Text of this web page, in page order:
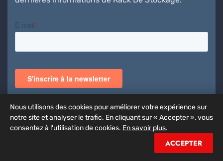
Nous utilisons des cookies pour améliorer votre expérience sur
notre site et analyser le trafic. En cliquant sur « Accepter », vous
consentez à l'utilisation de cookies. En savoir plus.
ACCEPTER